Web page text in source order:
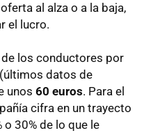
al alza o a la baja,
el lucro.
los conductores por
datos de
unos 60 euros. Para el
cifra en un trayecto
30% de lo que le